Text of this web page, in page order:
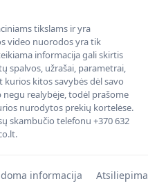
tikslams ir yra
video nuorodos yra tik
informacija gali skirtis
spalvos, užrašai, parametrai,
kitos savybės dėl savo
realybėje, todėl prašome
nurodytos prekių kortelėse.
skambučio telefonu +370 632
informacija